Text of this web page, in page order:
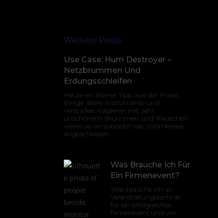
Weitere Posts
Use Case: Hum Destroyer –
Netzbrummen Und
Erdungsschleifen
Heute ein kleiner Tipp aus der Praxis.
Einige ältere Instrumente und
Verstärker reagieren mit sehr
unschönem Brummen und Rauschen
wenn sie an suboptimale Stromkreise
angeschlossen
Was Brauche Ich Für
Ein Firmenevent?
Was brauche ich an
Veranstaltungstechnik
für ein erfolgreiches
firmenevent und wo